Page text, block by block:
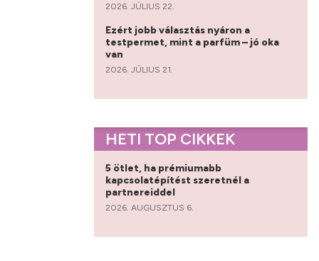
2026. JÚLIUS 22.
Ezért jobb választás nyáron a
testpermet, mint a parfüm – jó oka
van
2026. JÚLIUS 21.
HETI TOP CIKKEK
5 ötlet, ha prémiumabb
kapcsolatépítést szeretnél a
partnereiddel
2026. AUGUSZTUS 6.